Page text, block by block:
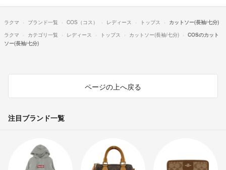
ラクマ ブランド一覧 COS（コス） レディース トップス
カットソー(長袖/七分)
ラクマ
カテゴリ一覧 レディース トップス カットソー(長袖/七分)
COSのカット
ソー(長袖/七分)
ページの上へ戻る
注目ブランド一覧